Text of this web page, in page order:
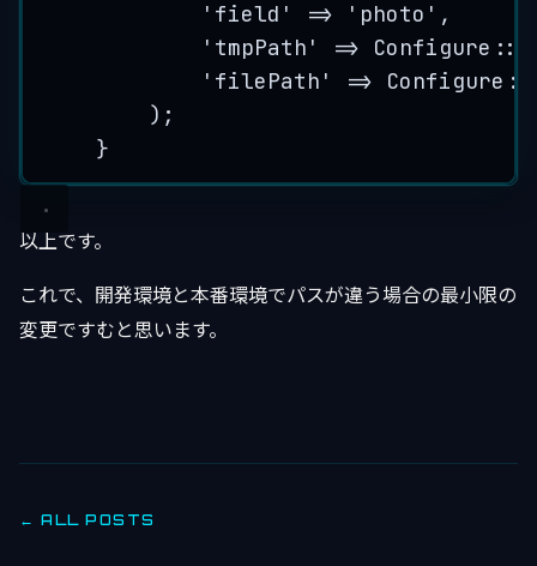
' field ' => ' photo ' ,
' tmpPath ' => Configure ::
' filePath ' => Configure ::
);
}
以上です。
これで、開発環境と本番環境でパスが違う場合の最小限の
変更ですむと思います。
← ALL POSTS